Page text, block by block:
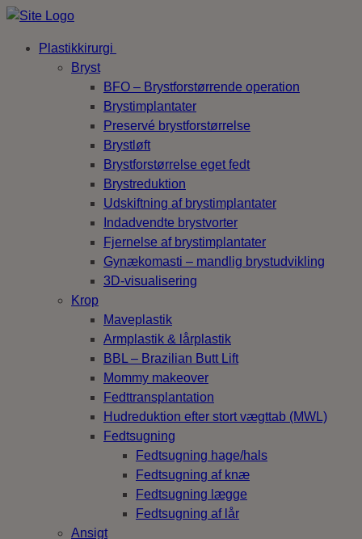
Plastikkirurgi
Bryst
BFO – Brystforstørrende operation
Brystimplantater
Preservé brystforstørrelse
Brystløft
Brystforstørrelse eget fedt
Brystreduktion
Udskiftning af brystimplantater
Indadvendte brystvorter
Fjernelse af brystimplantater
Gynækomasti – mandlig brystudvikling
3D-visualisering
Krop
Maveplastik
Armplastik & lårplastik
BBL – Brazilian Butt Lift
Mommy makeover
Fedttransplantation
Hudreduktion efter stort vægttab (MWL)
Fedtsugning
Fedtsugning hage/hals
Fedtsugning af knæ
Fedtsugning lægge
Fedtsugning af lår
Ansigt